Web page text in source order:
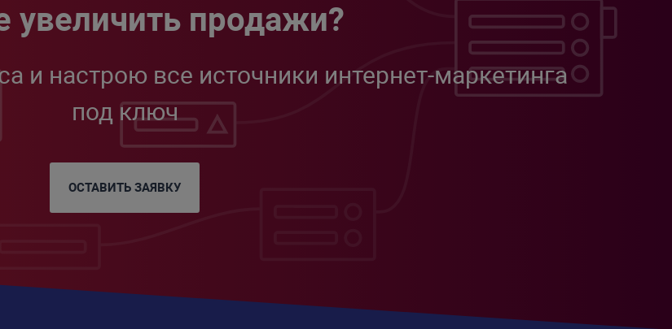
увеличить продажи?
и настрою все источники интернет-маркетинга
под ключ
ОСТАВИТЬ ЗАЯВКУ